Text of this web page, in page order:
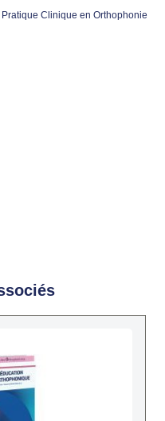
Clinique en Orthophonie